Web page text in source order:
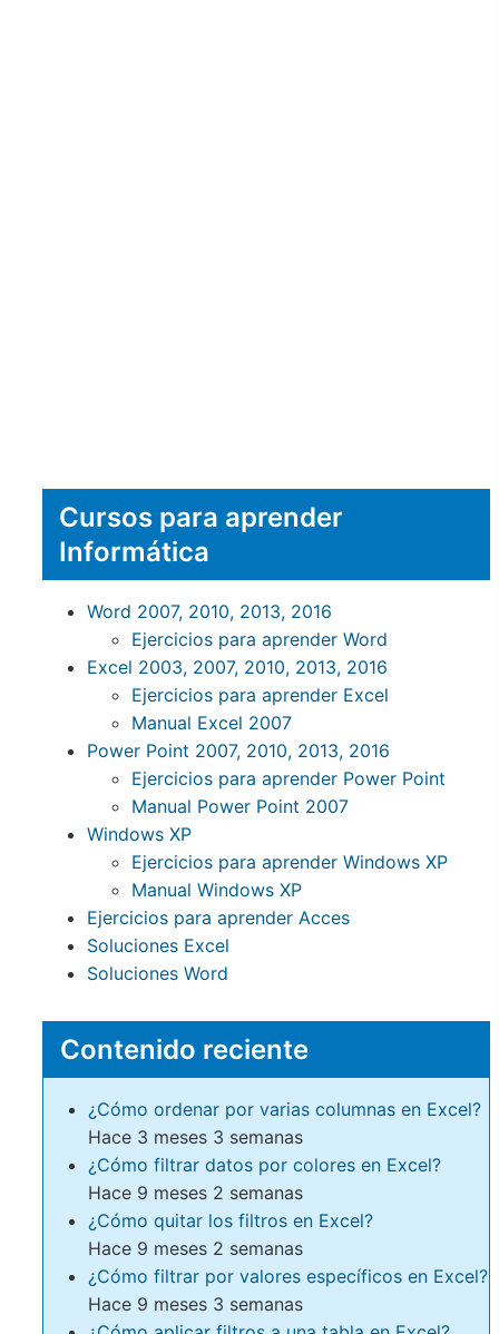
Cursos para aprender
Informática
Word 2007, 2010, 2013, 2016
Ejercicios para aprender Word
Excel 2003, 2007, 2010, 2013, 2016
Ejercicios para aprender Excel
Manual Excel 2007
Power Point 2007, 2010, 2013, 2016
Ejercicios para aprender Power Point
Manual Power Point 2007
Windows XP
Ejercicios para aprender Windows XP
Manual Windows XP
Ejercicios para aprender Acces
Soluciones Excel
Soluciones Word
Contenido reciente
¿Cómo ordenar por varias columnas en Excel?
Hace 3 meses 3 semanas
¿Cómo filtrar datos por colores en Excel?
Hace 9 meses 2 semanas
¿Cómo quitar los filtros en Excel?
Hace 9 meses 2 semanas
¿Cómo filtrar por valores específicos en Excel?
Hace 9 meses 3 semanas